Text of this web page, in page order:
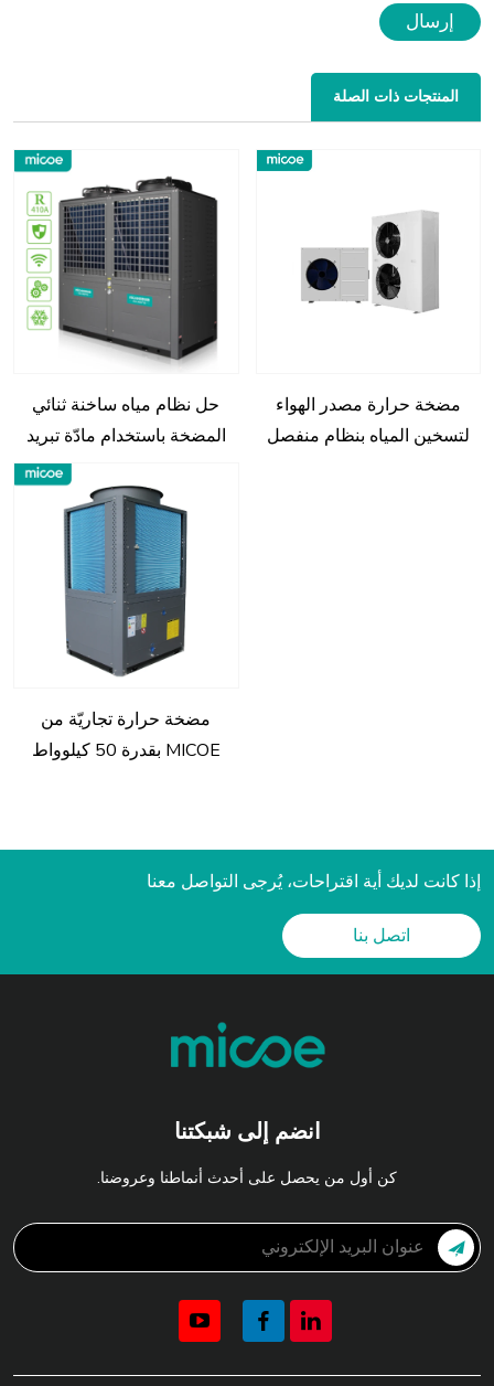
إرسال
المنتجات ذات الصلة
حل نظام مياه ساخنة ثنائي
المضخة باستخدام مادّة تبريد
MICOER410 لمجالات تجاريّة
وصناعيّة
مضخة حرارة مصدر الهواء
لتسخين المياه بنظام منفصل
مضخة حرارة تجاريّة من
MICOE بقدرة 50 كيلوواط
إذا كانت لديك أية اقتراحات، يُرجى التواصل معنا
اتصل بنا
انضم إلى شبكتنا
كن أول من يحصل على أحدث أنماطنا وعروضنا.